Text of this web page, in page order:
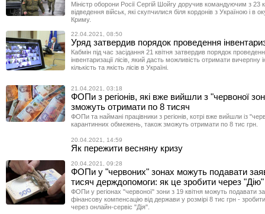
Міністр оборони Росії Сергій Шойгу доручив командуючим з 23
відведення військ, які скупчилися біля кордонів з Україною і в
Криму.
22.04.2021, 08:50
Уряд затвердив порядок проведення
Кабмін під час засідання 21 квітня затвердив порядок
інвентаризації лісів, який дасть можливість отримати вичерпну
кількість та якість лісів в Україні.
21.04.2021, 03:18
ФОПи з регіонів, які вже вийшли з "червоної
зможуть отримати по 8 тисяч
ФОПи та наймані працівники з регіонів, котрі вже вийшли із
карантинних обмежень, також зможуть отримати по 8 тис грн.
20.04.2021, 14:59
Як пережити весняну кризу
20.04.2021, 09:28
ФОПи у "червоних" зонах можуть подавати
тисяч держдопомоги: як це зробити через "Дію"
ФОПи у регіонах "червоної" зони з 19 квітня можуть подавати
фінансову компенсацію від держави у розмірі 8 тис грн -
через онлайн-сервіс "Дія".